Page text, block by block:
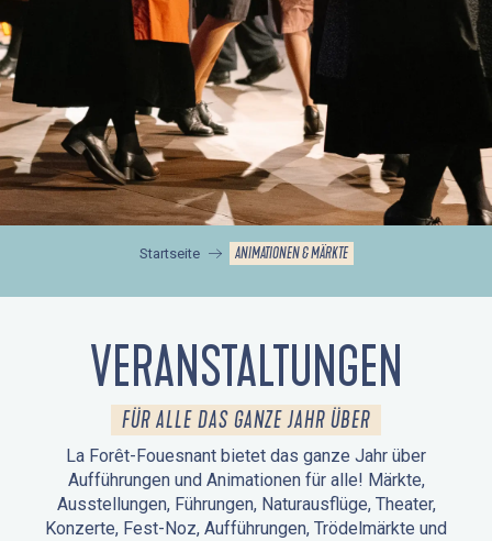
Startseite ANIMATIONEN & MÄRKTE
VERANSTALTUNGEN
FÜR ALLE DAS GANZE JAHR ÜBER
La Forêt-Fouesnant bietet das ganze Jahr über
Aufführungen und Animationen für alle! Märkte,
Ausstellungen, Führungen, Naturausflüge, Theater,
Konzerte, Fest-Noz, Aufführungen, Trödelmärkte und